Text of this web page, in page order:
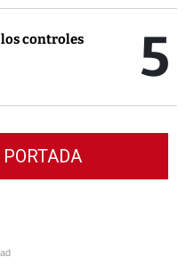
controles
5